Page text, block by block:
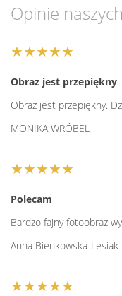
Opinie
★★★★★
Obraz jest przepiękny
Obraz jest przepiękny.
MONIKA WRÓBEL
★★★★★
Polecam
Bardzo fajny fotoobraz
Anna Bienkowska-Lesiak
★★★★★